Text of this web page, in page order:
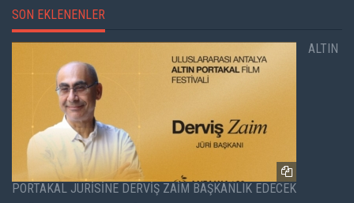
SON EKLENENLER
ALTIN
PORTAKAL JÜRİSİNE DERVİŞ ZAİM BAŞKANLIK EDECEK